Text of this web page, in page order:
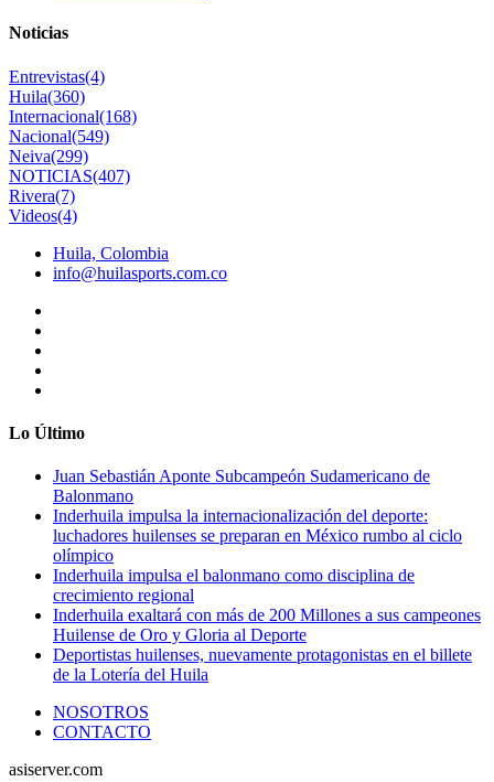
Noticias
Entrevistas(4)
Huila(360)
Internacional(168)
Nacional(549)
Neiva(299)
NOTICIAS(407)
Rivera(7)
Videos(4)
Huila, Colombia
info@huilasports.com.co
Lo Último
Juan Sebastián Aponte Subcampeón Sudamericano de
Balonmano
Inderhuila impulsa la internacionalización del deporte:
luchadores huilenses se preparan en México rumbo al ciclo
olímpico
Inderhuila impulsa el balonmano como disciplina de
crecimiento regional
Inderhuila exaltará con más de 200 Millones a sus campeones
Huilense de Oro y Gloria al Deporte
Deportistas huilenses, nuevamente protagonistas en el billete
de la Lotería del Huila
NOSOTROS
CONTACTO
asiserver.com